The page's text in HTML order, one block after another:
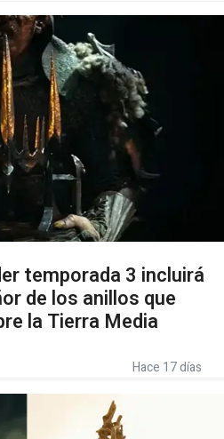
temporada 3 incluirá
de los anillos que
la Tierra Media
Hace 17 días